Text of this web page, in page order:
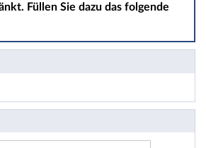
Füllen Sie dazu das folgende